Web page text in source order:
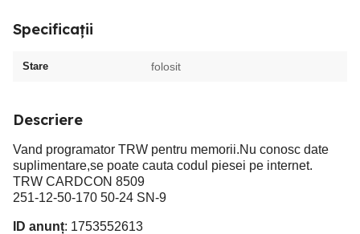
Specificații
Stare folosit
Descriere
Vand programator TRW pentru memorii.Nu conosc date
suplimentare,se poate cauta codul piesei pe internet.
TRW CARDCON 8509
251-12-50-170 50-24 SN-9
ID anunț: 1753552613